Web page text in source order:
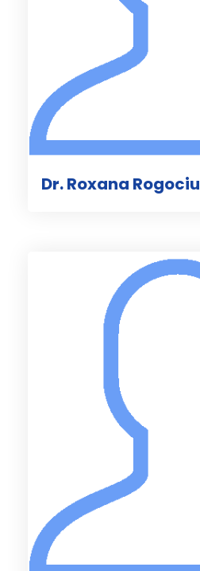
Dr. Roxana Rogociu